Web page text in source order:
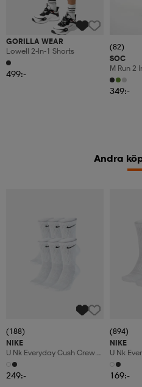
GORILLA WEAR
Lowell 2-In-1 Shorts
499:-
(82)
SOC
M Run 2
349:-
Andra
(188)
NIKE
U Nk Everyday Cush Crew
6pr-Bd
249:-
(894)
NIKE
U Nk
3pr
169:-